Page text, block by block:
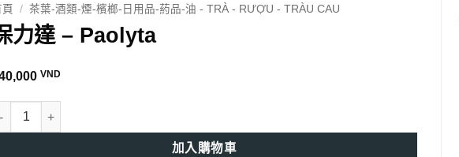
/ 茶葉-酒類-煙-檳榔-日用品-葯品-油 - TRÀ - RƯỢU - TRÀU CAU
力達 – Paolyta
VND
達 - Paolyta 數量
加入購物車